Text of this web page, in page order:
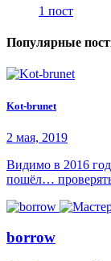
1 пост
Популярные
Kot-brunet
2 мая, 2019
Видимо в 2016
пошёл…
borrow